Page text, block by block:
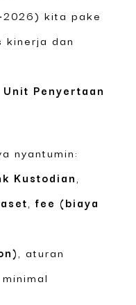
kita pake
kinerja dan
Unit Penyertaan
nyantumin:
Kustodian
fee (biaya
, aturan